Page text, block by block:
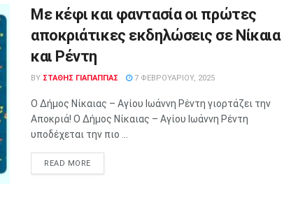
Με κέφι και φαντασία οι πρώτες
αποκριάτικες εκδηλώσεις σε Νίκαια
και Ρέντη
BY ΣΤΑΘΗΣ ΓΊΑΠΑΠΠΑΣ 7 ΦΕΒΡΟΥΑΡΊΟΥ, 2025
Ο Δήμος Νίκαιας – Αγίου Ιωάννη Ρέντη γιορτάζει την
Αποκριά! Ο Δήμος Νίκαιας – Αγίου Ιωάννη Ρέντη
υποδέχεται την πιο ...
READ MORE